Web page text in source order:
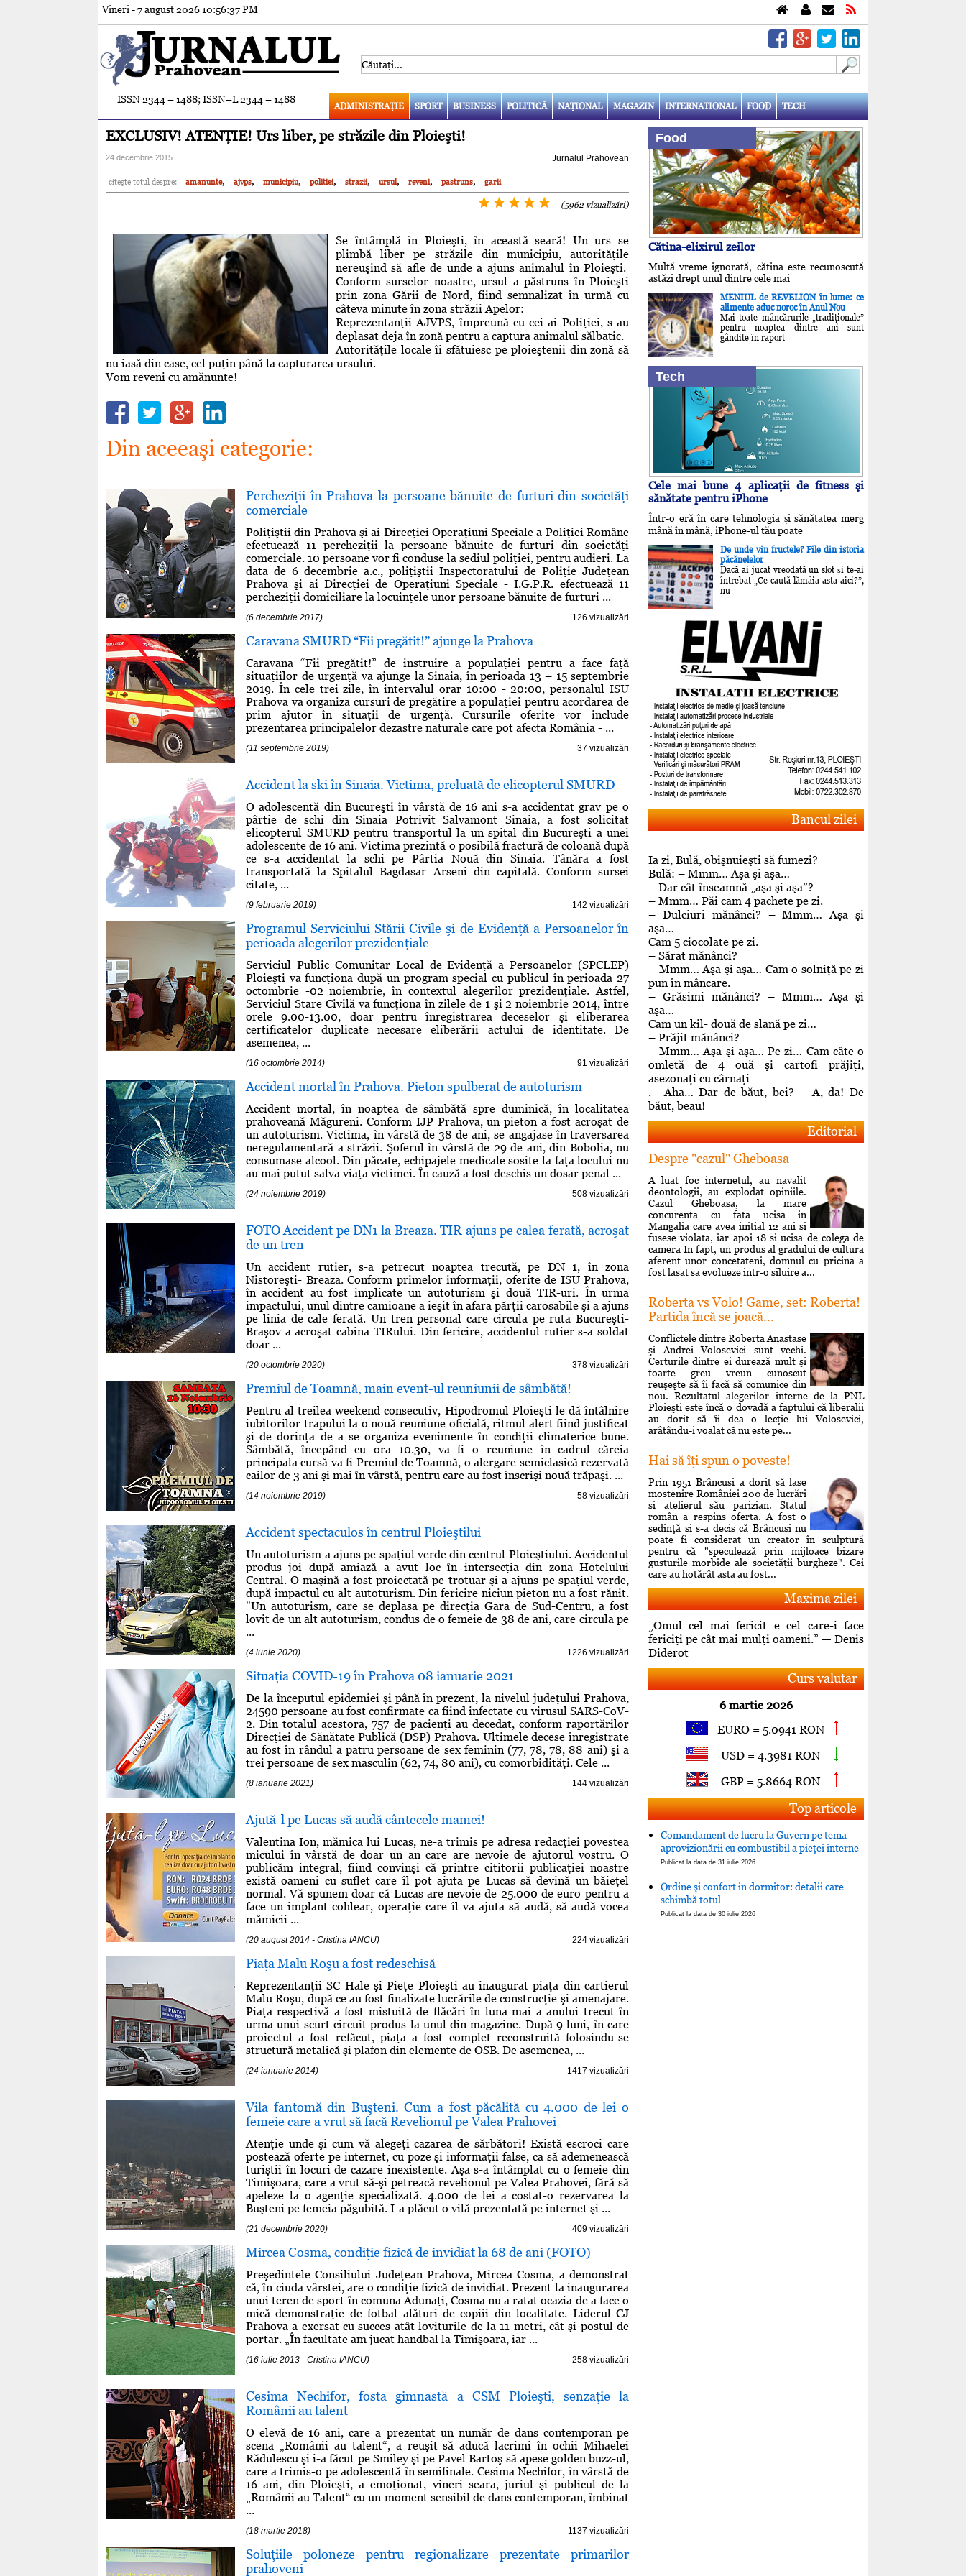
Vineri - 7 august 202610:56:38 PM
ISSN 2344 – 1488; ISSN–L 2344 – 1488
ADMINISTRAŢIE SPORT BUSINESS POLITICĂ NAŢIONAL MAGAZIN INTERNATIONAL FOOD TECH
EXCLUSIV! ATENŢIE! Urs liber, pe străzile din Ploieşti!
24 decembrie 2015 Jurnalul Prahovean
citeşte totul despre: amanunte, ajvps, municipiu, politiei, strazii, ursul, reveni, pastruns, garii
(5962 vizualizări)
Se întâmplă în Ploieşti, în această seară! Un urs se
plimbă liber pe străzile din municipiu, autorităţile
nereuşind să afle de unde a ajuns animalul în Ploieşti.
Conform surselor noastre, ursul a păstruns în Ploieşti
prin zona Gării de Nord, fiind semnalizat în urmă cu
câteva minute în zona străzii Apelor:
Reprezentanţii AJVPS, împreună cu cei ai Poliţiei, s-au
deplasat deja în zonă pentru a captura animalul sălbatic.
Autorităţile locale îi sfătuiesc pe ploieştenii din zonă să
nu iasă din case, cel puţin până la capturarea ursului.
Vom reveni cu amănunte!
Din aceeaşi categorie:
Percheziţii în Prahova la persoane bănuite de furturi din societăţi
comerciale
Poliţiştii din Prahova şi ai Direcţiei Operaţiuni Speciale a Poliţiei Române
efectuează 11 percheziţii la persoane bănuite de furturi din societăţi
comerciale. 10 persoane vor fi conduse la sediul poliţiei, pentru audieri. La
data de 6 decembrie a.c., poliţiştii Inspectoratului de Poliţie Judeţean
Prahova şi ai Direcţiei de Operaţiuni Speciale - I.G.P.R. efectuează 11
percheziţii domiciliare la locuinţele unor persoane bănuite de furturi ...
(6 decembrie 2017) 126 vizualizări
Caravana SMURD “Fii pregătit!” ajunge la Prahova
Caravana “Fii pregătit!” de instruire a populaţiei pentru a face faţă
situaţiilor de urgenţă va ajunge la Sinaia, în perioada 13 – 15 septembrie
2019. În cele trei zile, în intervalul orar 10:00 - 20:00, personalul ISU
Prahova va organiza cursuri de pregătire a populaţiei pentru acordarea de
prim ajutor în situaţii de urgenţă. Cursurile oferite vor include
prezentarea principalelor dezastre naturale care pot afecta România - ...
(11 septembrie 2019) 37 vizualizări
Accident la ski în Sinaia. Victima, preluată de elicopterul SMURD
O adolescentă din Bucureşti în vârstă de 16 ani s-a accidentat grav pe o
pârtie de schi din Sinaia Potrivit Salvamont Sinaia, a fost solicitat
elicopterul SMURD pentru transportul la un spital din Bucureşti a unei
adolescente de 16 ani. Victima prezintă o posibilă fractură de coloană după
ce s-a accidentat la schi pe Pârtia Nouă din Sinaia. Tânăra a fost
transportată la Spitalul Bagdasar Arseni din capitală. Conform sursei
citate, ...
(9 februarie 2019) 142 vizualizări
Programul Serviciului Stării Civile şi de Evidenţă a Persoanelor în
perioada alegerilor prezidenţiale
Serviciul Public Comunitar Local de Evidenţă a Persoanelor (SPCLEP)
Ploieşti va funcţiona după un program special cu publicul în perioada 27
octombrie -02 noiembrie, în contextul alegerilor prezidenţiale. Astfel,
Serviciul Stare Civilă va funcţiona în zilele de 1 şi 2 noiembrie 2014, între
orele 9.00-13.00, doar pentru înregistrarea deceselor şi eliberarea
certificatelor duplicate necesare eliberării actului de identitate. De
asemenea, ...
(16 octombrie 2014) 91 vizualizări
Accident mortal în Prahova. Pieton spulberat de autoturism
Accident mortal, în noaptea de sâmbătă spre duminică, în localitatea
prahoveană Măgureni. Conform IJP Prahova, un pieton a fost acroşat de
un autoturism. Victima, în vârstă de 38 de ani, se angajase în traversarea
neregulamentară a străzii. Şoferul în vârstă de 29 de ani, din Bobolia, nu
consumase alcool. Din păcate, echipajele medicale sosite la faţa locului nu
au mai putut salva viaţa victimei. În cauză a fost deschis un dosar penal ...
(24 noiembrie 2019) 508 vizualizări
FOTO Accident pe DN1 la Breaza. TIR ajuns pe calea ferată, acroşat
de un tren
Un accident rutier, s-a petrecut noaptea trecută, pe DN 1, în zona
Nistoreşti- Breaza. Conform primelor informaţii, oferite de ISU Prahova,
în accident au fost implicate un autoturism şi două TIR-uri. În urma
impactului, unul dintre camioane a ieşit în afara părţii carosabile şi a ajuns
pe linia de cale ferată. Un tren personal care circula pe ruta Bucureşti-
Braşov a acroşat cabina TIRului. Din fericire, accidentul rutier s-a soldat
doar ...
(20 octombrie 2020) 378 vizualizări
Premiul de Toamnă, main event-ul reuniunii de sâmbătă!
Pentru al treilea weekend consecutiv, Hipodromul Ploieşti le dă întâlnire
iubitorilor trapului la o nouă reuniune oficială, ritmul alert fiind justificat
şi de dorinţa de a se organiza evenimente în condiţii climaterice bune.
Sâmbătă, începând cu ora 10.30, va fi o reuniune în cadrul căreia
principala cursă va fi Premiul de Toamnă, o alergare semiclasică rezervată
cailor de 3 ani şi mai în vârstă, pentru care au fost înscrişi nouă trăpaşi. ...
(14 noiembrie 2019) 58 vizualizări
Accident spectaculos în centrul Ploieştilui
Un autoturism a ajuns pe spaţiul verde din centrul Ploieştiului. Accidentul
produs joi după amiază a avut loc în intersecţia din zona Hotelului
Central. O maşină a fost proiectată pe trotuar şi a ajuns pe spaţiul verde,
după impactul cu alt autoturism. Din fericire niciun pieton nu a fost rănit.
"Un autoturism, care se deplasa pe direcţia Gara de Sud-Centru, a fost
lovit de un alt autoturism, condus de o femeie de 38 de ani, care circula pe
...
(4 iunie 2020) 1226 vizualizări
Situaţia COVID-19 în Prahova 08 ianuarie 2021
De la începutul epidemiei şi până în prezent, la nivelul judeţului Prahova,
24590 persoane au fost confirmate ca fiind infectate cu virusul SARS-CoV-
2. Din totalul acestora, 757 de pacienţi au decedat, conform raportărilor
Direcţiei de Sănătate Publică (DSP) Prahova. Ultimele decese înregistrate
au fost în rândul a patru persoane de sex feminin (77, 78, 78, 88 ani) şi a
trei persoane de sex masculin (62, 74, 80 ani), cu comorbidităţi. Cele ...
(8 ianuarie 2021) 144 vizualizări
Ajută-l pe Lucas să audă cântecele mamei!
Valentina Ion, mămica lui Lucas, ne-a trimis pe adresa redacţiei povestea
micului în vârstă de doar un an care are nevoie de ajutorul vostru. O
publicăm integral, fiind convinşi că printre cititorii publicaţiei noastre
există oameni cu suflet care îl pot ajuta pe Lucas să devină un băieţel
normal. Vă spunem doar că Lucas are nevoie de 25.000 de euro pentru a
face un implant cohlear, operaţie care îl va ajuta să audă, să audă vocea
mămicii ...
(20 august 2014 - Cristina IANCU) 224 vizualizări
Piaţa Malu Roşu a fost redeschisă
Reprezentanţii SC Hale şi Pieţe Ploieşti au inaugurat piaţa din cartierul
Malu Roşu, după ce au fost finalizate lucrările de construcţie şi amenajare.
Piaţa respectivă a fost mistuită de flăcări în luna mai a anului trecut în
urma unui scurt circuit produs la unul din magazine. După 9 luni, în care
proiectul a fost refăcut, piaţa a fost complet reconstruită folosindu-se
structură metalică şi plafon din elemente de OSB. De asemenea, ...
(24 ianuarie 2014) 1417 vizualizări
Vila fantomă din Buşteni. Cum a fost păcălită cu 4.000 de lei o
femeie care a vrut să facă Revelionul pe Valea Prahovei
Atenţie unde şi cum vă alegeţi cazarea de sărbători! Există escroci care
postează oferte pe internet, cu poze şi informaţii false, ca să ademenească
turiştii în locuri de cazare inexistente. Aşa s-a întâmplat cu o femeie din
Timişoara, care a vrut să-şi petreacă revelionul pe Valea Prahovei, fără să
apeleze la o agenţie specializată. 4.000 de lei a costat-o rezervarea la
Buşteni pe femeia păgubită. I-a plăcut o vilă prezentată pe internet şi ...
(21 decembrie 2020) 409 vizualizări
Mircea Cosma, condiţie fizică de invidiat la 68 de ani (FOTO)
Preşedintele Consiliului Judeţean Prahova, Mircea Cosma, a demonstrat
că, în ciuda vârstei, are o condiţie fizică de invidiat. Prezent la inaugurarea
unui teren de sport în comuna Adunaţi, Cosma nu a ratat ocazia de a face o
mică demonstraţie de fotbal alături de copiii din localitate. Liderul CJ
Prahova a exersat cu succes atât loviturile de la 11 metri, cât şi postul de
portar. „În facultate am jucat handbal la Timişoara, iar ...
(16 iulie 2013 - Cristina IANCU) 258 vizualizări
Cesima Nechifor, fosta gimnastă a CSM Ploieşti, senzaţie la
Românii au talent
O elevă de 16 ani, care a prezentat un număr de dans contemporan pe
scena „Românii au talent“, a reuşit să aducă lacrimi în ochii Mihaelei
Rădulescu şi i-a făcut pe Smiley şi pe Pavel Bartoş să apese golden buzz-ul,
care a trimis-o pe adolescentă în semifinale. Cesima Nechifor, în vârstă de
16 ani, din Ploieşti, a emoţionat, vineri seara, juriul şi publicul de la
„Românii au Talent“ cu un moment sensibil de dans contemporan, îmbinat
...
(18 martie 2018) 1137 vizualizări
Soluţiile poloneze pentru regionalizare prezentate primarilor
prahoveni
Food
Cătina-elixirul zeilor
Multă vreme ignorată, cătina este recunoscută
astăzi drept unul dintre cele mai
MENIUL de REVELION în lume: ce
alimente aduc noroc în Anul Nou
Mai toate mâncărurile „tradiţionale”
pentru noaptea dintre ani sunt
gândite în raport
Tech
Cele mai bune 4 aplicaţii de fitness şi
sănătate pentru iPhone
Într-o eră în care tehnologia și sănătatea merg
mână în mână, iPhone-ul tău poate
De unde vin fructele? File din istoria
păcănelelor
Dacă ai jucat vreodată un slot și te-ai
întrebat „Ce caută lămâia asta aici?”,
nu
Bancul zilei
Ia zi, Bulă, obişnuieşti să fumezi?
Bulă: – Mmm… Aşa şi aşa…
– Dar cât înseamnă „aşa şi aşa”?
– Mmm… Păi cam 4 pachete pe zi.
– Dulciuri mănânci? – Mmm… Aşa şi
aşa…
Cam 5 ciocolate pe zi.
– Sărat mănânci?
– Mmm… Aşa şi aşa… Cam o solniţă pe zi
pun în mâncare.
– Grăsimi mănânci? – Mmm… Aşa şi
aşa…
Cam un kil- două de slană pe zi…
– Prăjit mănânci?
– Mmm… Aşa şi aşa… Pe zi… Cam câte o
omletă de 4 ouă şi cartofi prăjiţi,
asezonaţi cu cârnaţi
.– Aha… Dar de băut, bei? – A, da! De
băut, beau!
Editorial
Despre "cazul" Gheboasa
A luat foc internetul, au navalit
deontologii, au explodat opiniile.
Cazul Gheboasa, la mare
concurenta cu fata ucisa in
Mangalia care avea initial 12 ani si
fusese violata, iar apoi 18 si ucisa de colega de
camera In fapt, un produs al gradului de cultura
aferent unor concetateni, domnul cu pricina a
fost lasat sa evolueze intr-o siluire a...
Roberta vs Volo! Game, set: Roberta!
Partida încă se joacă...
Conflictele dintre Roberta Anastase
şi Andrei Volosevici sunt vechi.
Certurile dintre ei durează mult şi
foarte greu vreun cunoscut
reuşeşte să îi facă să comunice din
nou. Rezultatul alegerilor interne de la PNL
Ploieşti este încă o dovadă a faptului că liberalii
au dorit să îi dea o lecţie lui Volosevici,
arâtându-i voalat că nu este pe...
Hai să îţi spun o poveste!
Prin 1951 Brâncusi a dorit să lase
mostenire României 200 de lucrări
si atelierul său parizian. Statul
român a respins oferta. A fost o
sedinţă si s-a decis că Brâncusi nu
poate fi considerat un creator în sculptură
pentru că "speculează prin mijloace bizare
gusturile morbide ale societăţii burgheze". Cei
care au hotărât asta au fost...
Maxima zilei
„Omul cel mai fericit e cel care-i face
fericiţi pe cât mai mulţi oameni.” — Denis
Diderot
Curs valutar
6 martie 2026
EURO = 5.0941 RON
USD = 4.3981 RON
GBP = 5.8664 RON
Top articole
Comandament de lucru la Guvern pe tema
aprovizionării cu combustibil a pieţei interne
Publicat la data de 31 iulie 2026
Ordine şi confort in dormitor: detalii care
schimbă totul
Publicat la data de 30 iulie 2026